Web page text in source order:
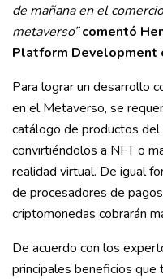
de mañana en el
metaverso” comentó
Platform Development
Para lograr un desarrollo
en el Metaverso, se
catálogo de productos del
convirtiéndolos a NFT o
realidad virtual. De igual
de procesadores de
criptomonedas cobrarán
De acuerdo con los
principales beneficios